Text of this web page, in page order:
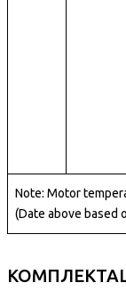
Note: Motor
(Date above based